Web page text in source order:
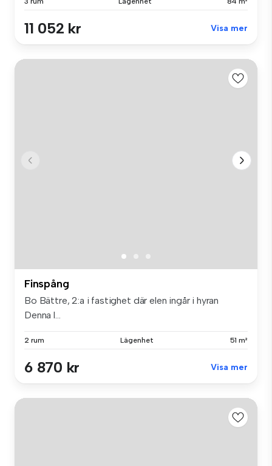
11 052 kr Visa mer
Finspång
Bo Bättre, 2:a i fastighet där elen ingår i hyran
Denna l...
2 rum Lägenhet 51 m²
6 870 kr Visa mer